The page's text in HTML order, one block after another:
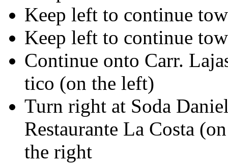
Keep left to continue
Keep left to continue
Continue onto Carr.
tico (on the left)
Turn right at Soda
Restaurante La Costa
the right